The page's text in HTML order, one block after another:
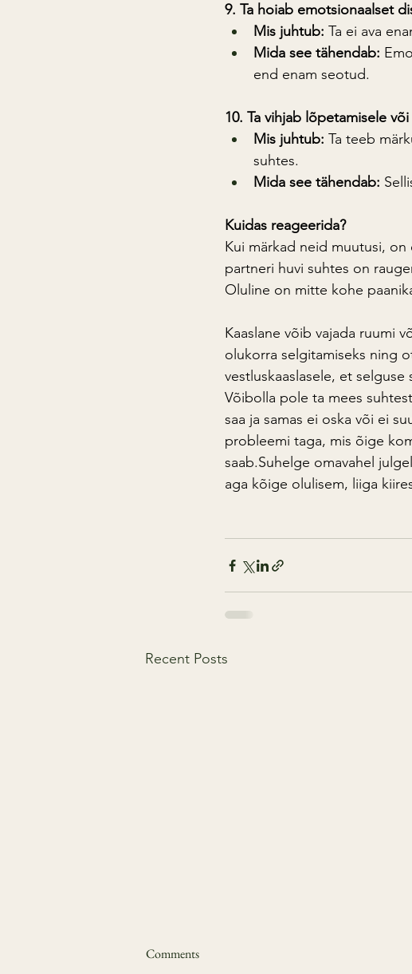
9. Ta hoiab emotsionaalset
Mis juhtub: Ta ei ava
Mida see tähendab:
end enam seotud.
10. Ta vihjab lõpetamisele
Mis juhtub: Ta teeb
suhtes.
Mida see tähendab:
Kuidas reageerida?
Kui märkad neid muutusi,
partneri huvi suhtes on
Oluline on mitte kohe
Kaaslane võib vajada ruumi
olukorra selgitamiseks ning
vestluskaaslasele, et
Võibolla pole ta mees
saa ja samas ei oska või ei
probleemi taga, mis õige
saab.Suhelge omavahel
aga kõige olulisem, liiga
Recent Posts
Üksildus täiskasvanueas – vaikne
Comments